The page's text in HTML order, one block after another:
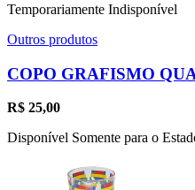
Temporariamente Indisponível
Outros produtos
COPO GRAFISMO
R$ 25,00
Disponível Somente para o